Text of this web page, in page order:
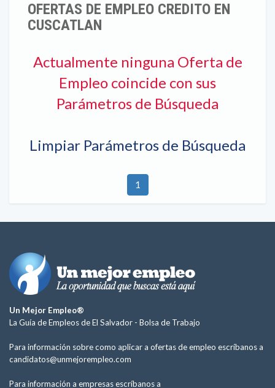
OFERTAS DE EMPLEO CREDITO EN
CUSCATLAN
Actualmente ninguna Oferta de
Empleo coincide con sus
Parámetros de Búsqueda
Limpiar Parámetros de Búsqueda
1
Un Mejor Empleo®
La Guía de Empleos de El Salvador - Bolsa de Trabajo
Para información sobre como aplicar a ofertas de empleo escríbanos a
candidatos@unmejorempleo.com
Para información a empresas escríbanos a